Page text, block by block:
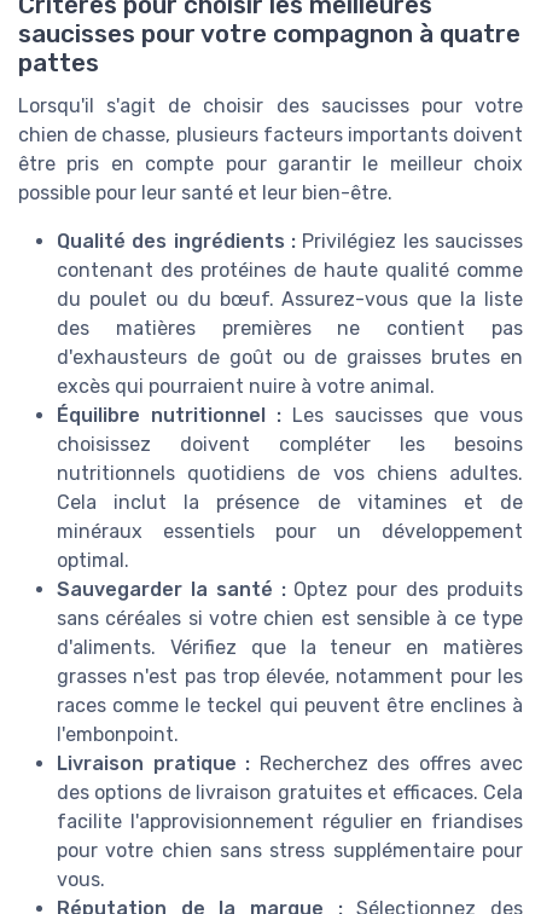
saucisses pour votre compagnon à quatre
pattes
Lorsqu'il s'agit de choisir des saucisses pour votre
chien de chasse, plusieurs facteurs importants doivent
être pris en compte pour garantir le meilleur choix
possible pour leur santé et leur bien-être.
Qualité des ingrédients : Privilégiez les saucisses
contenant des protéines de haute qualité comme
du poulet ou du bœuf. Assurez-vous que la liste
des matières premières ne contient pas
d'exhausteurs de goût ou de graisses brutes en
excès qui pourraient nuire à votre animal.
Équilibre nutritionnel : Les saucisses que vous
choisissez doivent compléter les besoins
nutritionnels quotidiens de vos chiens adultes.
Cela inclut la présence de vitamines et de
minéraux essentiels pour un développement
optimal.
Sauvegarder la santé :Optez pour des produits
sans céréales si votre chien est sensible à ce type
d'aliments. Vérifiez que la teneur en matières
grasses n'est pas trop élevée, notamment pour les
races comme le teckel qui peuvent être enclines à
l'embonpoint.
Livraison pratique : Recherchez des offres avec
des options de livraison gratuites et efficaces. Cela
facilite l'approvisionnement régulier en friandises
pour votre chien sans stress supplémentaire pour
vous.
Réputation de la marque :Sélectionnez des